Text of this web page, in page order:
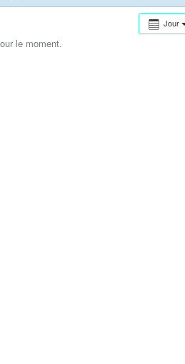
Jour
le moment.